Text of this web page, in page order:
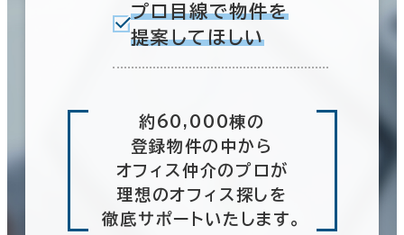
プロ目線で物件を
提案してほしい
約60,000棟の
登録物件の中から
オフィス仲介のプロが
理想のオフィス探しを
徹底サポートいたします。